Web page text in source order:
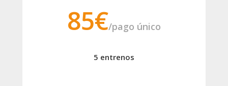
85€/pago único
5 entrenos